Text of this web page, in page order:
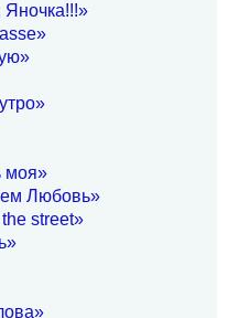
моя»
Любовь»
street»